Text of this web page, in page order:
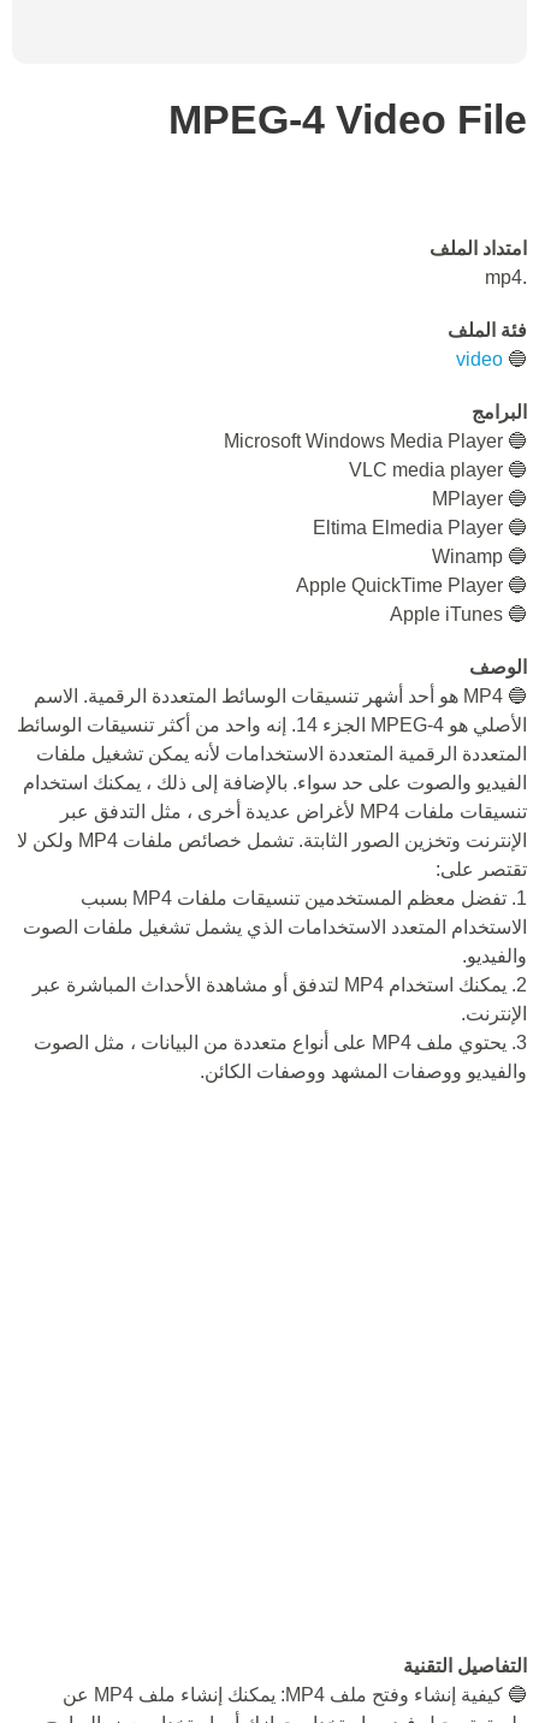
MPEG-4 Video File
امتداد الملف
.mp4
فئة الملف
🔵
video
البرامج
🔵 Microsoft Windows Media Player
🔵 VLC media player
🔵 MPlayer
🔵 Eltima Elmedia Player
🔵 Winamp
🔵 Apple QuickTime Player
🔵 Apple iTunes
الوصف
🔵 MP4 هو أحد أشهر تنسيقات الوسائط المتعددة الرقمية. الاسم
الأصلي هو MPEG-4 الجزء 14. إنه واحد من أكثر تنسيقات الوسائط
المتعددة الرقمية المتعددة الاستخدامات لأنه يمكن تشغيل ملفات
الفيديو والصوت على حد سواء. بالإضافة إلى ذلك ، يمكنك استخدام
تنسيقات ملفات MP4 لأغراض عديدة أخرى ، مثل التدفق عبر
الإنترنت وتخزين الصور الثابتة. تشمل خصائص ملفات MP4 ولكن لا
تقتصر على:
1. تفضل معظم المستخدمين تنسيقات ملفات MP4 بسبب
الاستخدام المتعدد الاستخدامات الذي يشمل تشغيل ملفات الصوت
والفيديو.
2. يمكنك استخدام MP4 لتدفق أو مشاهدة الأحداث المباشرة عبر
الإنترنت.
3. يحتوي ملف MP4 على أنواع متعددة من البيانات ، مثل الصوت
والفيديو ووصفات المشهد ووصفات الكائن.
التفاصيل التقنية
🔵 كيفية إنشاء وفتح ملف MP4: يمكنك إنشاء ملف MP4 عن